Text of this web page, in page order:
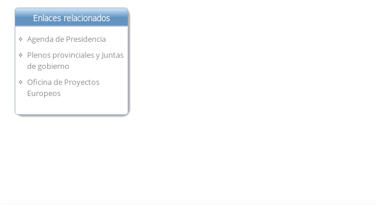
Enlaces relacionados
Agenda de Presidencia
Plenos provinciales y Juntas
de gobierno
Oficina de Proyectos
Europeos